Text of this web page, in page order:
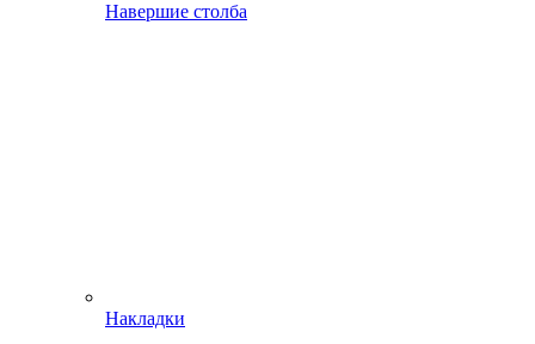
Навершие столба
Накладки